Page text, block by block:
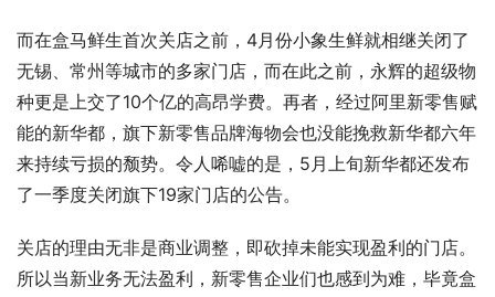
而在盒马鲜生首次关店之前，4月份小象生鲜就相继关闭了
无锡、常州等城市的多家门店，而在此之前，永辉的超级物
种更是上交了10个亿的高昂学费。再者，经过阿里新零售赋
能的新华都，旗下新零售品牌海物会也没能挽救新华都六年
来持续亏损的颓势。令人唏嘘的是，5月上旬新华都还发布
了一季度关闭旗下19家门店的公告。
关店的理由无非是商业调整，即砍掉未能实现盈利的门店。
所以当新业务无法盈利，新零售企业们也感到为难，毕竟盒